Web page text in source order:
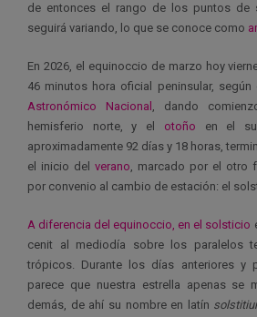
de entonces el rango de los puntos de
seguirá variando, lo que se conoce como
En 2026, el equinoccio de marzo hoy
46 minutos hora oficial peninsular, según
Astronómico Nacional , dando
hemisferio norte, y el
otoño en el
aproximadamente 92 días y 18 horas,
el inicio del verano, marcado por el otro
por convenio al cambio de estación: el
A diferencia del equinoccio, en el solsticio
cenit al mediodía sobre los paralelos
trópicos. Durante los días anteriores y
parece que nuestra estrella apenas se
demás, de ahí su nombre en latín